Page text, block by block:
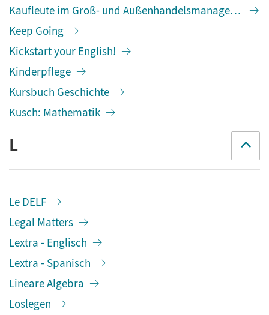
Kaufleute im Groß- und Außenhandelsmanagement
Keep Going
Kickstart your English!
Kinderpflege
Kursbuch Geschichte
Kusch: Mathematik
L
Le DELF
Legal Matters
Lextra - Englisch
Lextra - Spanisch
Lineare Algebra
Loslegen